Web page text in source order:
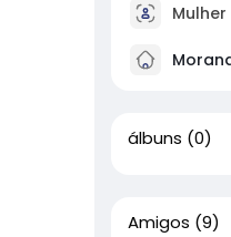
Mulher
álbuns (0)
Amigos (9)